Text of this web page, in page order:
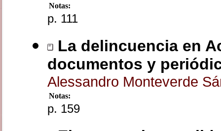
Notas:
p. 111
La delincuencia en
documentos y
Alessandro Monteverde
Notas:
p. 159